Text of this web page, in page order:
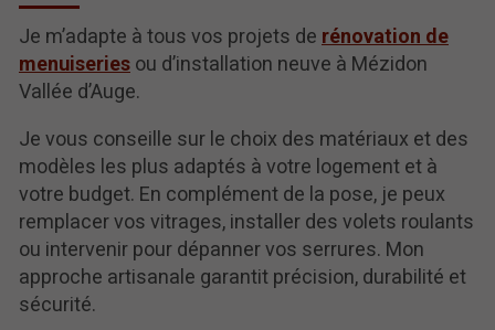
Je m’adapte à tous vos projets de rénovation de
menuiseries ou d’installation neuve à Mézidon
Vallée d’Auge.
Je vous conseille sur le choix des matériaux et des
modèles les plus adaptés à votre logement et à
votre budget. En complément de la pose, je peux
remplacer vos vitrages, installer des volets roulants
ou intervenir pour dépanner vos serrures. Mon
approche artisanale garantit précision, durabilité et
sécurité.